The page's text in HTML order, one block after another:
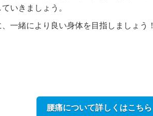
いきましょう。
一緒により良い身体を目指しましょう！
腰痛について詳しくはこちら